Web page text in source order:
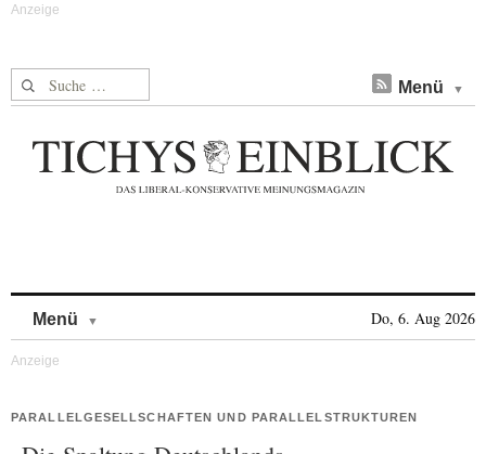
Suche nach: Menü
Menü Do, 6. Aug 2026
PARALLELGESELLSCHAFTEN UND PARALLELSTRUKTUREN